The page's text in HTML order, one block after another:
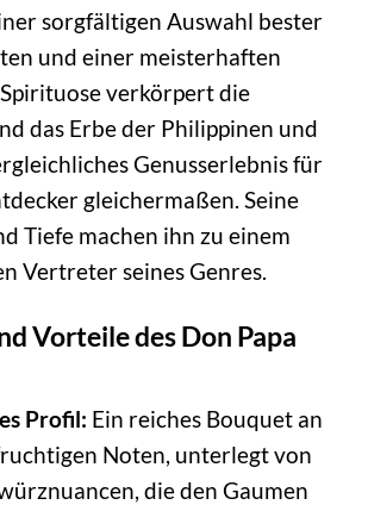
sorgfältigen Auswahl bester
und einer meisterhaften
verkörpert die
das Erbe der Philippinen und
Genusserlebnis für
gleichermaßen. Seine
Tiefe machen ihn zu einem
Vertreter seines Genres.
Vorteile des Don Papa
Profil: Ein reiches Bouquet an
Noten, unterlegt von
die den Gaumen